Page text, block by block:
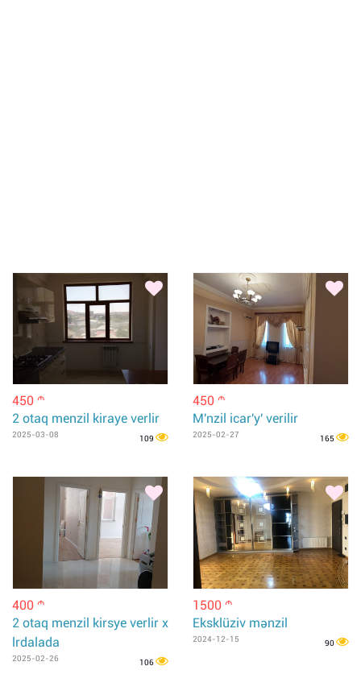
450 m
2 otaq menzil kiraye verlir
2025-03-08 109
450 m
M'nzil icar'y' verilir
2025-02-27 165
400 m
2 otaq menzil kirsye verlir x
lrdalada
2025-02-26 106
1500 m
Eksklüziv mənzil
2024-12-15 90